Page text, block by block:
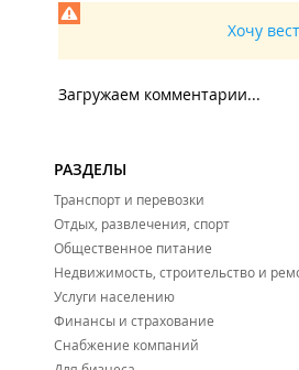
Хочу
Загружаем комментарии...
РАЗДЕЛЫ
Транспорт и перевозки
Отдых, развлечения, спорт
Общественное питание
Недвижимость, строительство и
Услуги населению
Финансы и страхование
Снабжение компаний